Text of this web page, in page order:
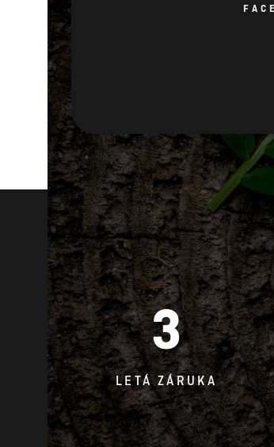
3
LETÁ ZÁRUKA